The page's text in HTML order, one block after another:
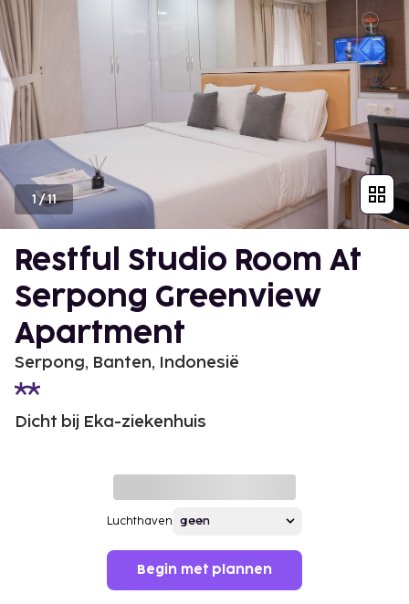
1/11
Restful Studio Room At
Serpong Greenview
Apartment
Serpong, Banten, Indonesië
Dicht bij Eka-ziekenhuis
Luchthaven
Begin met plannen